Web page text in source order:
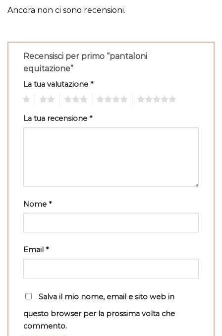
Ancora non ci sono recensioni.
Recensisci per primo “pantaloni
equitazione”
La tua valutazione *
La tua recensione *
Nome *
Email *
Salva il mio nome, email e sito web in
questo browser per la prossima volta che
commento.